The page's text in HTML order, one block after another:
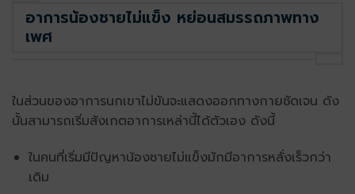
อาการน้องชายไม่แข็ง หย่อนสมรรถภาพทาง
เพศ
ในส่วนของอาการนกเขาไม่ขันจะแสดงออกทางกายชัดเจน ดัง
นั้นสามารถเริ่มสังเกตอาการเหล่านี้ได้ตัวเอง ดังนี้
ในคนที่เริ่มมีปัญหาน้องชายไม่แข็งมักมีอาการหลั่งเร็วกว่า
เดิม